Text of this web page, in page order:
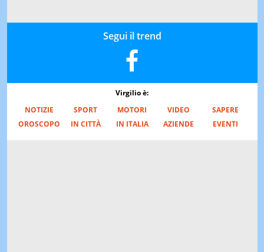
Segui il trend
Virgilio è:
NOTIZIE
SPORT MOTORI VIDEO
SAPERE
OROSCOPO
IN CITTÀ IN ITALIA AZIENDE EVENTI